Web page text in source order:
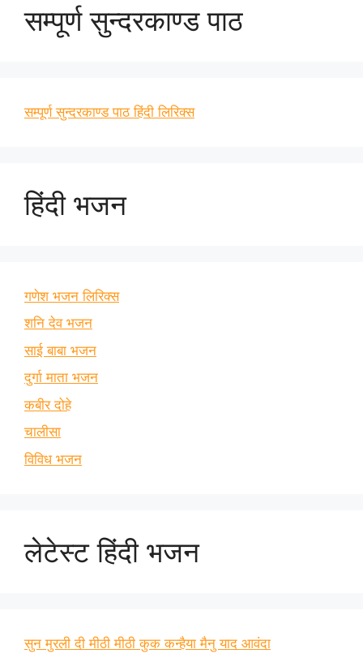
सम्पूर्ण सुन्दरकाण्ड पाठ
सम्पूर्ण सुन्दरकाण्ड पाठ हिंदी लिरिक्स
हिंदी भजन
गणेश भजन लिरिक्स
शनि देव भजन
साई बाबा भजन
दुर्गा माता भजन
कबीर दोहे
चालीसा
विविध भजन
लेटेस्ट हिंदी भजन
सुन मुरली दी मीठी मीठी कुक कन्हैया मैनु याद आवंदा